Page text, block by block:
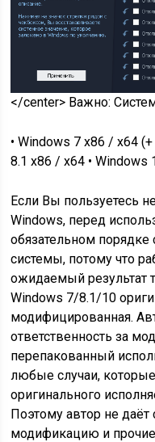
</center> Важно:
• Windows 7 x86 / x64
8.1 x86 / x64 • Windows
Если Вы пользуетесь
Windows, перед
обязательном порядке
системы, потому что
ожидаемый результат
Windows 7/8.1/10
модифицированная.
ответственность за
перепакованный
любые случаи,
оригинального
Поэтому автор не даёт
модификацию и